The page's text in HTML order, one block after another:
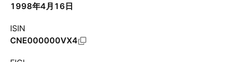
1998年4月16日
ISIN
CNE000000VX4